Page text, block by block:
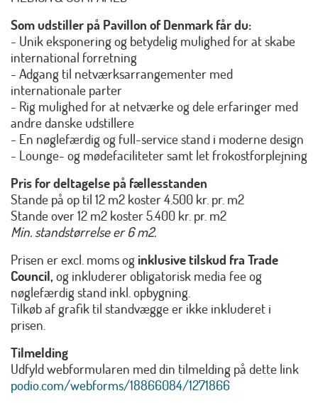
Som udstiller på Pavillon of Denmark får du:
- Unik eksponering og betydelig mulighed for at skabe
international forretning
- Adgang til netværksarrangementer med
internationale parter
- Rig mulighed for at netværke og dele erfaringer med
andre danske udstillere
- En nøglefærdig og full-service stand i moderne design
- Lounge- og mødefaciliteter samt let frokostforplejning
Pris for deltagelse på fællesstanden
Stande på op til 12 m2 koster 4.500 kr. pr. m2
Stande over 12 m2 koster 5.400 kr. pr. m2
Min. standstørrelse er 6 m2.
Prisen er excl. moms og inklusive tilskud fra Trade
Council, og inkluderer obligatorisk media fee og
nøglefærdig stand inkl. opbygning.
Tilkøb af grafik til standvægge er ikke inkluderet i
prisen.
Tilmelding
Udfyld webformularen med din tilmelding på dette link
podio.com/webforms/18866084/1271866